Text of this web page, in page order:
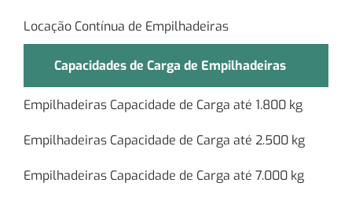
Locação Contínua de Empilhadeiras
Capacidades de Carga de Empilhadeiras
Empilhadeiras Capacidade de Carga até 1.800 kg
Empilhadeiras Capacidade de Carga até 2.500 kg
Empilhadeiras Capacidade de Carga até 7.000 kg